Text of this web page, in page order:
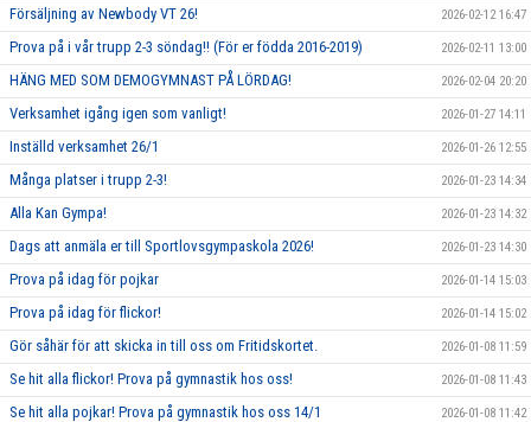
Försäljning av Newbody VT 26! 2026-02-12 16:47
Prova på i vår trupp 2-3 söndag!! (För er födda 2016-2019) 2026-02-11 13:00
HÄNG MED SOM DEMOGYMNAST PÅ LÖRDAG! 2026-02-04 20:20
Verksamhet igång igen som vanligt! 2026-01-27 14:11
Inställd verksamhet 26/1 2026-01-26 12:55
Många platser i trupp 2-3! 2026-01-23 14:34
Alla Kan Gympa! 2026-01-23 14:32
Dags att anmäla er till Sportlovsgympaskola 2026! 2026-01-23 14:30
Prova på idag för pojkar 2026-01-14 15:03
Prova på idag för flickor! 2026-01-14 15:02
Gör såhär för att skicka in till oss om Fritidskortet. 2026-01-08 11:59
Se hit alla flickor! Prova på gymnastik hos oss! 2026-01-08 11:43
Se hit alla pojkar! Prova på gymnastik hos oss 14/1 2026-01-08 11:42